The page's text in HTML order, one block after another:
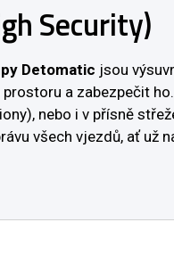
Security)
Detomatic jsou
a zabezpečit
nebo i v přísně
všech vjezdů, ať už